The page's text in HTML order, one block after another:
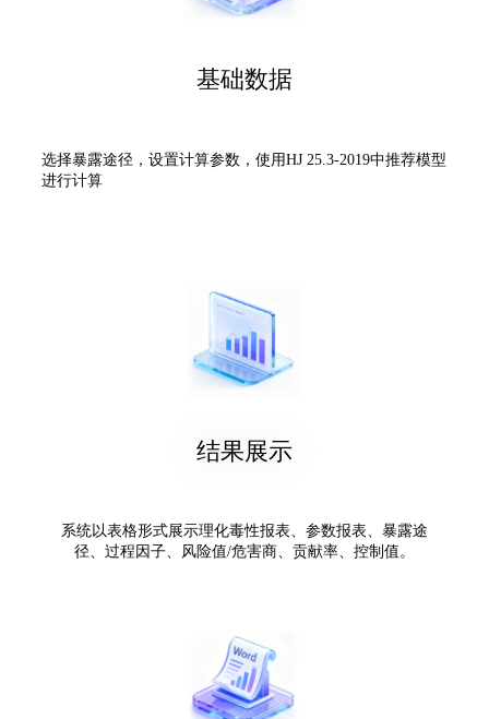
基础数据
选择暴露途径，设置计算参数，使用HJ 25.3-2019中推荐模型
进行计算
结果展示
系统以表格形式展示理化毒性报表、参数报表、暴露途
径、过程因子、风险值/危害商、贡献率、控制值。